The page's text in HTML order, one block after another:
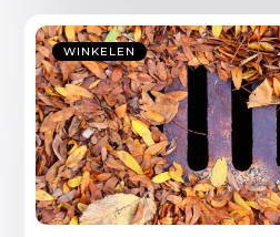
WINKELEN